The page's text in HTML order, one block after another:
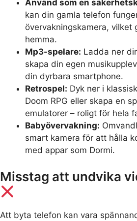
Använd som en
kan din gamla telefon
övervakningskamera, vilket
hemma.
Mp3-spelare: Ladda ner
skapa din egen
din dyrbara smartphone.
Retrospel: Dyk ner i
Doom RPG eller skapa en
emulatorer – roligt för hela
Babyövervakning:
smart kamera för att hålla
med appar som Dormi.
Misstag att undvika
Att byta telefon kan vara